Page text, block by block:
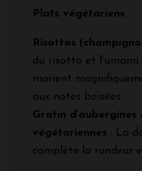
Plats végétariens
Risottos
du risotto et l’umami
marient
aux notes boisées.
Gratin d’aubergines
végétariennes : La
complète la rondeur